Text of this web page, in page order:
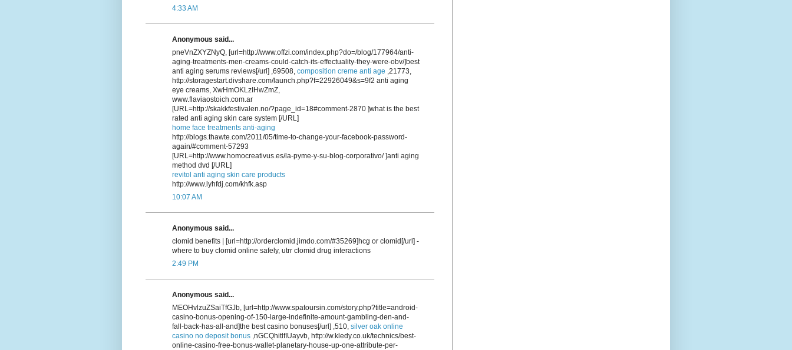
4:33 AM
Anonymous said...
pneVnZXYZNyQ, [url=http://www.offzi.com/index.php?do=/blog/177964/anti-
aging-treatments-men-creams-could-catch-its-effectuality-they-were-obv/]best
anti aging serums reviews[/url] ,69508, composition creme anti age ,21773,
http://storagestart.divshare.com/launch.php?f=22926049&s=9f2 anti aging
eye creams, XwHmOKLzIHwZmZ,
www.flaviaostoich.com.ar
[URL=http://skakkfestivalen.no/?page_id=18#comment-2870 ]what is the best
rated anti aging skin care system [/URL]
home face treatments anti-aging
http://blogs.thawte.com/2011/05/time-to-change-your-facebook-password-
again/#comment-57293
[URL=http://www.homocreativus.es/la-pyme-y-su-blog-corporativo/ ]anti aging
method dvd [/URL]
revitol anti aging skin care products
http://www.lyhfdj.com/khfk.asp
10:07 AM
Anonymous said...
clomid benefits | [url=http://orderclomid.jimdo.com/#35269]hcg or clomid[/url] -
where to buy clomid online safely, utrr clomid drug interactions
2:49 PM
Anonymous said...
MEOHvlzuZSaiTfGJb, [url=http://www.spatoursin.com/story.php?title=android-
casino-bonus-opening-of-150-large-indefinite-amount-gambling-den-and-
fall-back-has-all-and]the best casino bonuses[/url] ,510, silver oak online
casino no deposit bonus ,nGCQhitlfIUayvb, http://w.kledy.co.uk/technics/best-
online-casino-free-bonus-wallet-planetary-house-up-one-attribute-per-